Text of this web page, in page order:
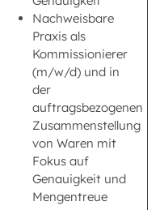
Nachweisbare
Praxis als
Kommissionierer
(m/w/d) und in
der
auftragsbezogenen
Zusammenstellung
von Waren mit
Fokus auf
Genauigkeit und
Mengentreue